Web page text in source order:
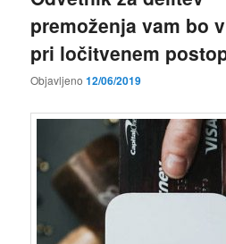
premoženja vam bo
pri ločitvenem
Objavljeno12/06/2019